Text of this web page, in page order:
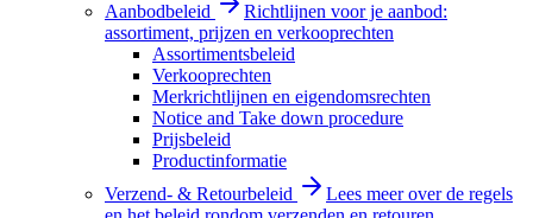
Aanbodbeleid
Richtlijnen voor je aanbod:
assortiment, prijzen en verkooprechten
Assortimentsbeleid
Verkooprechten
Merkrichtlijnen en eigendomsrechten
Notice and Take down procedure
Prijsbeleid
Productinformatie
Verzend- & Retourbeleid
Lees meer over de regels